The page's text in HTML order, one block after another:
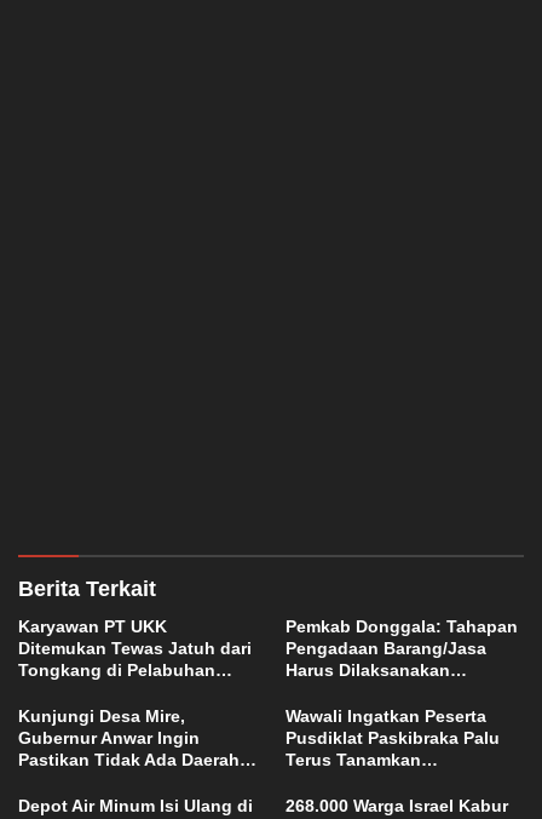
Berita Terkait
Karyawan PT UKK
Ditemukan Tewas Jatuh dari
Tongkang di Pelabuhan
Pemkab Donggala: Tahapan
Pengadaan Barang/Jasa
Harus Dilaksanakan
Kunjungi Desa Mire,
Gubernur Anwar Ingin
Pastikan Tidak Ada Daerah
Wawali Ingatkan Peserta
Pusdiklat Paskibraka Palu
Terus Tanamkan
Nasionalisme
Depot Air Minum Isi Ulang di
268.000 Warga Israel Kabur